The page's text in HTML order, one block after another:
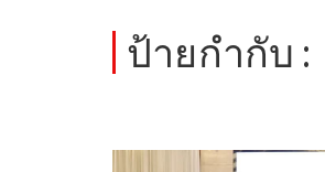
ป้ายกำกับ :